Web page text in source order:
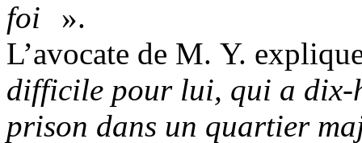
foi
».
L’avocate de M. Y.
difficile pour lui, qui a dix-
prison dans un quartier